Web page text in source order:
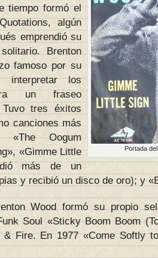
Portada
tiempo formó el
algún
emprendió su
Brenton
famoso por su
interpretar los
un fraseo
Tuvo tres éxitos
canciones más
«The Oogum
«Gimme Little
más de un
y recibió un disco de oro); y
Wood formó su propio
Soul «Sticky Boom Boom
& Fire. En 1977 «Come Softly